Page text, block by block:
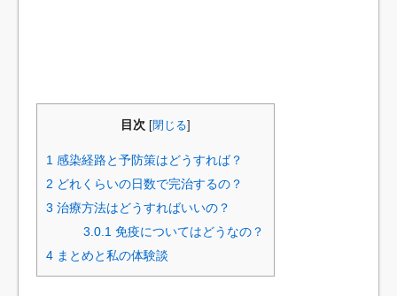
目次 閉じる
1 感染経路と予防策はどうすれば？
2 どれくらいの日数で完治するの？
3 治療方法はどうすればいいの？
3.0.1 免疫についてはどうなの？
4 まとめと私の体験談